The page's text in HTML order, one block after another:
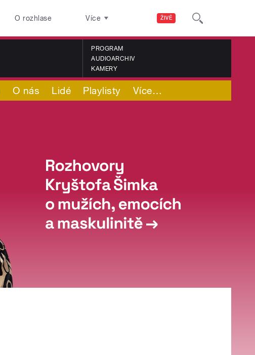
ŽIVĚ
O rozhlase Více
PROGRAM
AUDIOARCHIV
KAMERY
O nás Lidé Playlisty Více…